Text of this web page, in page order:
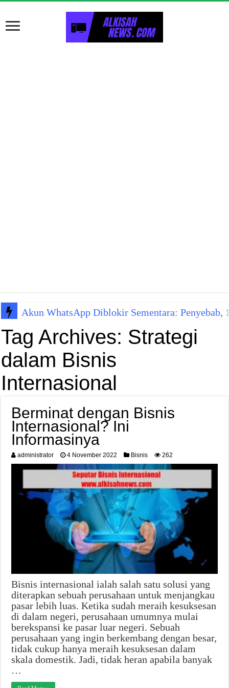
Akun WhatsApp Diblokir Sementara:
Tag Archives: Strategi
dalam Bisnis
Internasional
Berminat dengan Bisnis
Internasional? Ini
Informasinya
administrator 4 November 2022 Bisnis 262
Bisnis internasional ialah salah satu solusi yang
diterapkan sebuah perusahaan untuk menjangkau
pasar lebih luas. Ketika sudah meraih kesuksesan
di dalam negeri, perusahaan umumnya mulai
berekspansi ke pasar luar negeri. Sebuah
perusahaan yang ingin berkembang dengan besar,
tidak cukup hanya meraih kesuksesan dalam
skala domestik. Jadi, tidak heran apabila banyak
…